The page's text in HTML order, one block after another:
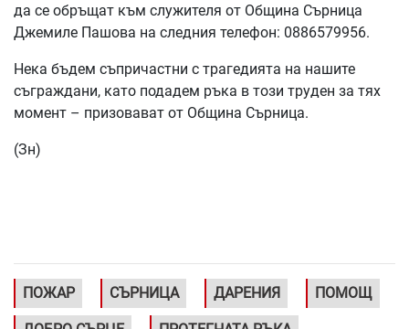
да се обръщат към служителя от Община Сърница
Джемиле Пашова на следния телефон: 0886579956.
Нека бъдем съпричастни с трагедията на нашите
съграждани, като подадем ръка в този труден за тях
момент – призовават от Община Сърница.
(Зн)
ПОЖАР СЪРНИЦА ДАРЕНИЯ ПОМОЩ